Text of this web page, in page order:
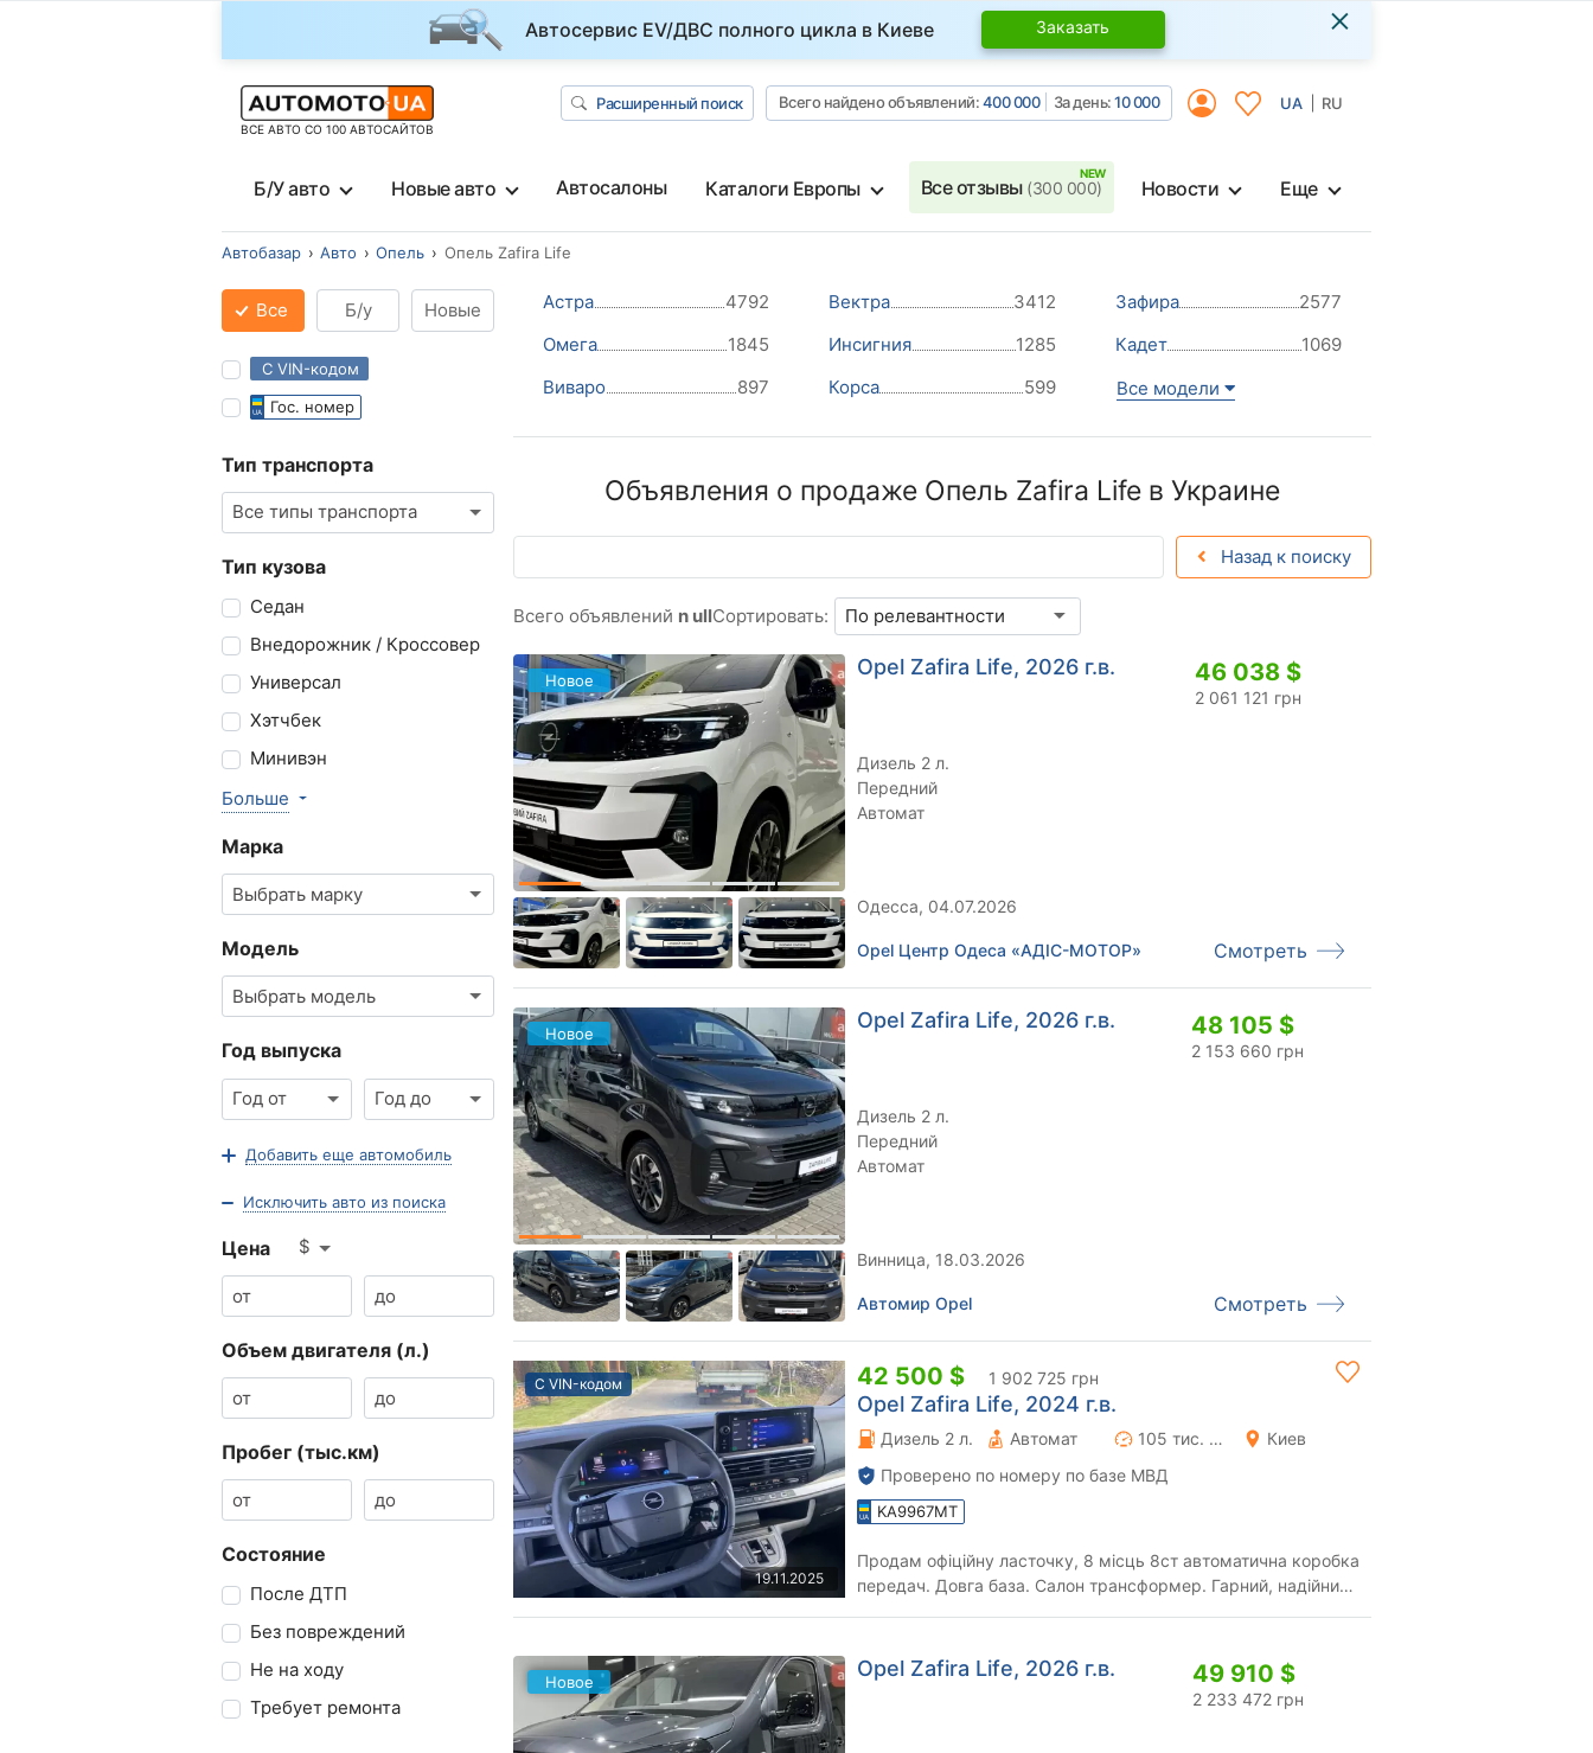
Автосервис EV/ДВС полного цикла в Киеве Заказать ×
ВСЕ АВТО СО 100 АВТОСАЙТОВ
Расширенный поиск Всего найдено объявлений:400 000 За день:10 000 UA RU
Б/У авто Новые авто Автосалоны Каталоги Европы Все отзывы (300 000) Новости Еще
Автобазар Авто Опель Опель Zafira Life
Все Б/у Новые
С VIN-кодом
Гос. номер
Тип транспорта
Все типы транспорта
Тип кузова
Седан
Внедорожник / Кроссовер
Универсал
Хэтчбек
Минивэн
Больше
Марка
Выбрать марку
Модель
Выбрать модель
Год выпуска
Год от Год до
Добавить еще автомобиль
Исключить авто из поиска
Цена $
Объем двигателя (л.)
Пробег (тыс.км)
Состояние
После ДТП
Без повреждений
Не на ходу
Требует ремонта
Астра 4792 Вектра 3412 Зафира
2577
Омега
1845 Инсигния 1285 Кадет
1069
Виваро
897 Корса 599 Все модели
Объявления о продаже Опель Zafira Life в Украине
Назад к поиску
Всего объявлений n ullСортировать:
Новое
Opel Zafira Life, 2026 г.в. 46 038 $
2 061 121 грн
Дизель 2 л.
Передний
Автомат
Одесса, 04.07.2026
Opel Центр Одеса «АДІС-МОТОР» Смотреть
Новое
Opel Zafira Life, 2026 г.в. 48 105 $
2 153 660 грн
Дизель 2 л.
Передний
Автомат
Винница, 18.03.2026
Автомир Opel Смотреть
С VIN-кодом
19.11.2025
42 500 $ 1 902 725 грн
Opel Zafira Life, 2024 г.в.
Дизель 2 л. Автомат 105 тис. км
Киев
Проверено по номеру по базе МВД
KA9967MT
Продам офіційну ласточку, 8 місць 8ст автоматична коробка
передач. Довга база. Салон трансформер. Гарний, надійний,
Новое
Opel Zafira Life, 2026 г.в. 49 910 $
2 233 472 грн